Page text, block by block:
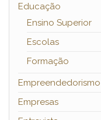
Educação
Ensino Superior
Escolas
Formação
Empreendedorismo
Empresas